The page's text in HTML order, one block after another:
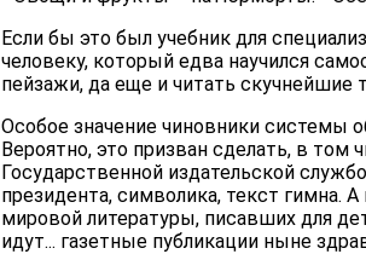
Если бы это был учебник для
человеку, который едва научился
пейзажи, да еще и читать скучнейшие
Особое значение чиновники системы
Вероятно, это призван сделать, в том
Государственной издательской
президента, символика, текст гимна.
мировой литературы, писавших для
идут... газетные публикации ныне